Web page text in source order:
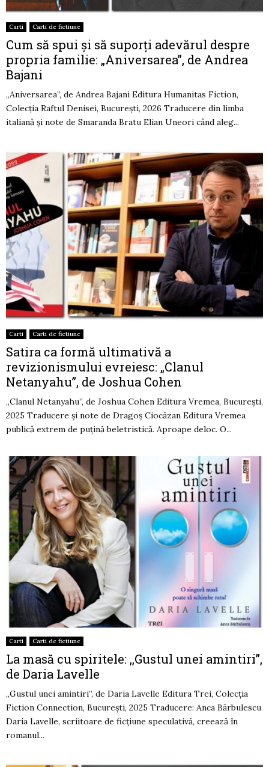
Carti Carti de fictiune
Cum să spui și să suporți adevărul despre
propria familie: „Aniversarea”, de Andrea
Bajani
„Aniversarea”, de Andrea Bajani Editura Humanitas Fiction,
Colecția Raftul Denisei, București, 2026 Traducere din limba
italiană și note de Smaranda Bratu Elian Uneori când aleg...
Carti Carti de fictiune
Satira ca formă ultimativă a
revizionismului evreiesc: „Clanul
Netanyahu”, de Joshua Cohen
„Clanul Netanyahu”, de Joshua Cohen Editura Vremea, București,
2025 Traducere și note de Dragoș Ciocăzan Editura Vremea
publică extrem de puțină beletristică. Aproape deloc. O...
Carti Carti de fictiune
La masă cu spiritele: ,,Gustul unei amintiri”,
de Daria Lavelle
,,Gustul unei amintiri”, de Daria Lavelle Editura Trei, Colecția
Fiction Connection, București, 2025 Traducere: Anca Bărbulescu
Daria Lavelle, scriitoare de ficțiune speculativă, creează în
romanul...